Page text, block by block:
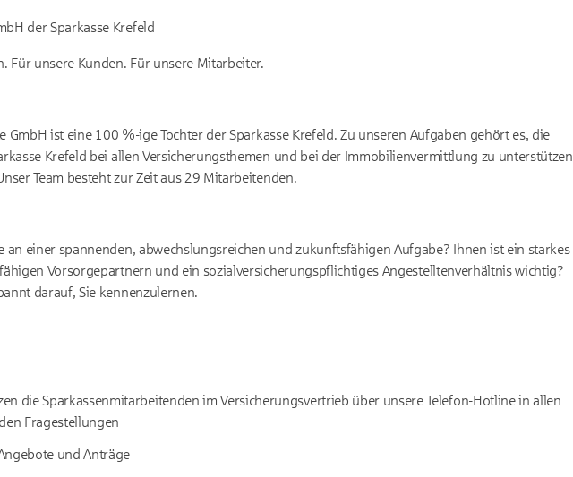
der Sparkasse Krefeld
Für unsere Kunden. Für unsere Mitarbeiter.
GmbH ist eine 100 %-ige Tochter der Sparkasse Krefeld. Zu unseren Aufgaben gehört es, die
Krefeld bei allen Versicherungsthemen und bei der Immobilienvermittlung zu unterstützen
Team besteht zur Zeit aus 29 Mitarbeitenden.
an einer spannenden, abwechslungsreichen und zukunftsfähigen Aufgabe? Ihnen ist ein starkes
Vorsorgepartnern und ein sozialversicherungspflichtiges Angestelltenverhältnis wichtig?
darauf, Sie kennenzulernen.
die Sparkassenmitarbeitenden im Versicherungsvertrieb über unsere Telefon-Hotline in allen
Fragestellungen
und Anträge